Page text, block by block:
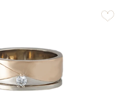
favorites